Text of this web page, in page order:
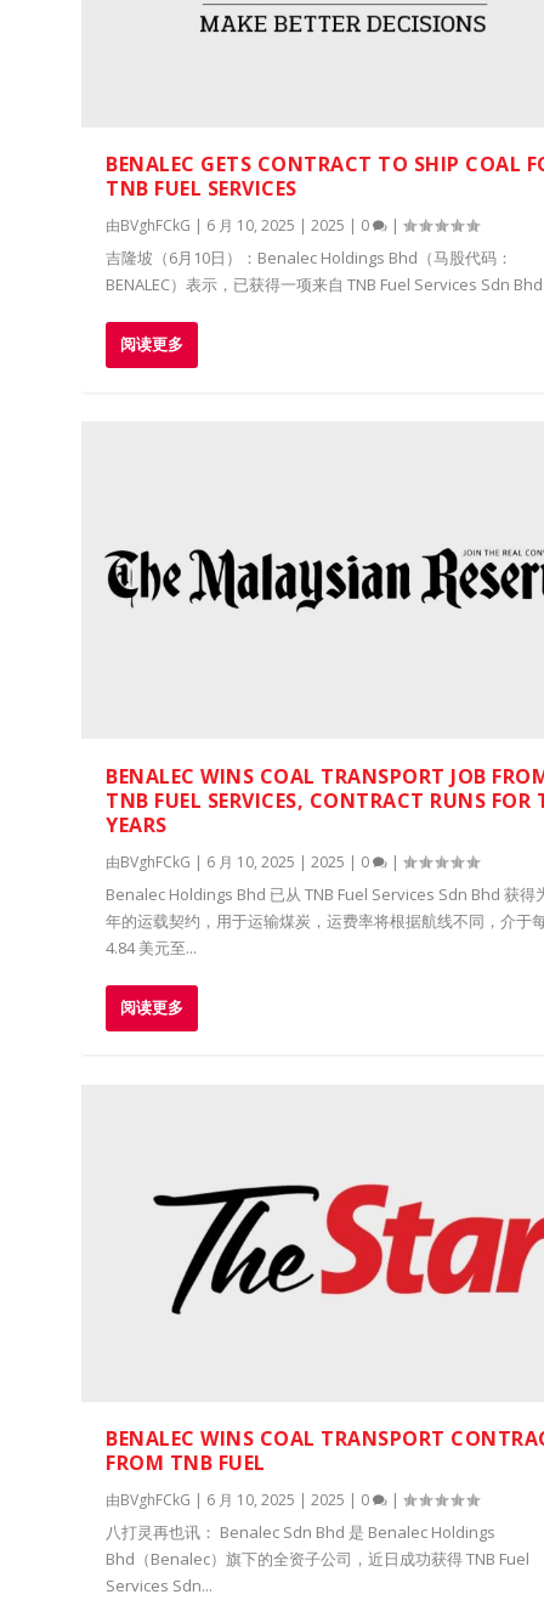
BENALEC GETS CONTRACT TO SHIP COAL
TNB FUEL SERVICES
由BVghFCkG | 6 月 10, 2025 |2025 | 0 |
​吉隆坡（6月10日）：Benalec Holdings Bhd（马股代码：
BENALEC）表示，已获得一项来自 TNB Fuel Services Sdn
阅读更多
BENALEC WINS COAL TRANSPORT JOB
TNB FUEL SERVICES, CONTRACT RUNS FOR
YEARS
由BVghFCkG | 6 月 10, 2025 |2025 | 0 |
Benalec Holdings Bhd 已从 TNB Fuel Services Sdn Bhd 获得
年的运载契约，用于运输煤炭，运费率将根据航线不同，介于
4.84 美元至...
阅读更多
BENALEC WINS COAL TRANSPORT
FROM TNB FUEL
由BVghFCkG | 6 月 10, 2025 |2025 | 0 |
八打灵再也讯： Benalec Sdn Bhd 是 Benalec Holdings
Bhd（Benalec）旗下的全资子公司，近日成功获得 TNB Fuel
Services Sdn...